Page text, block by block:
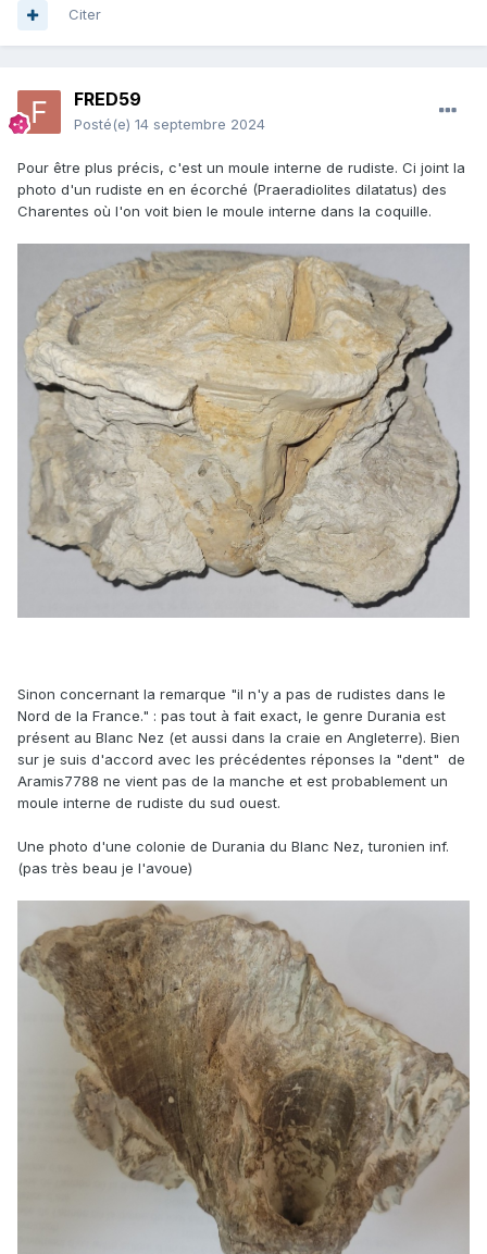
Citer
FRED59
Posté(e) 14 septembre 2024
Pour être plus précis, c'est un moule interne de rudiste. Ci joint la
photo d'un rudiste en en écorché (Praeradiolites dilatatus) des
Charentes où l'on voit bien le moule interne dans la coquille.
Sinon concernant la remarque "il n'y a pas de rudistes dans le
Nord de la France." : pas tout à fait exact, le genre Durania est
présent au Blanc Nez (et aussi dans la craie en Angleterre). Bien
sur je suis d'accord avec les précédentes réponses la "dent" de
Aramis7788 ne vient pas de la manche et est probablement un
moule interne de rudiste du sud ouest.
Une photo d'une colonie de Durania du Blanc Nez, turonien inf.
(pas très beau je l'avoue)